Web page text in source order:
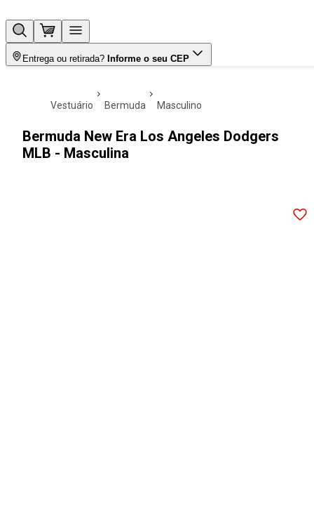
Entrega ou retirada? Informe o seu CEP
vestuário bermuda masculino
Bermuda New Era Los Angeles Dodgers
MLB - Masculina